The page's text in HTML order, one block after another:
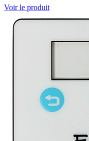
Voir le produit